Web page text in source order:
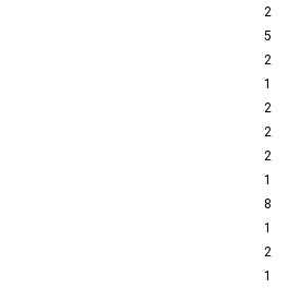
2
5
2
1
2
2
2
1
8
1
2
1